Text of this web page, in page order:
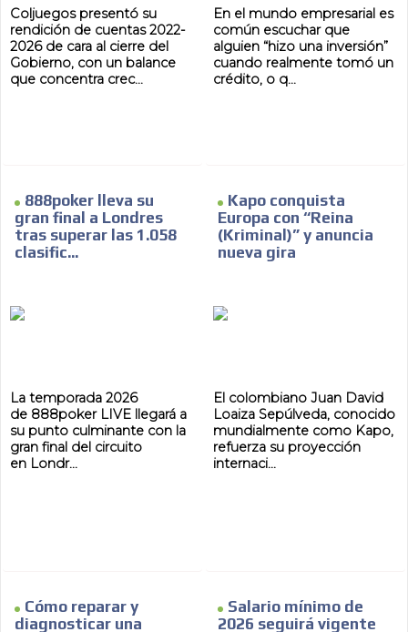
Coljuegos presentó su
rendición de cuentas 2022-
2026 de cara al cierre del
Gobierno, con un balance
que concentra crec...
En el mundo empresarial es
común escuchar que
alguien “hizo una inversión”
cuando realmente tomó un
crédito, o q...
888poker lleva su
gran final a Londres
tras superar las 1.058
clasific...
La temporada 2026
de 888poker LIVE llegará a
su punto culminante con la
gran final del circuito
en Londr...
Kapo conquista
Europa con “Reina
(Kriminal)” y anuncia
nueva gira
El colombiano Juan David
Loaiza Sepúlveda, conocido
mundialmente como Kapo,
refuerza su proyección
internaci...
Cómo reparar y
diagnosticar una
Salario mínimo de
2026 seguirá vigente